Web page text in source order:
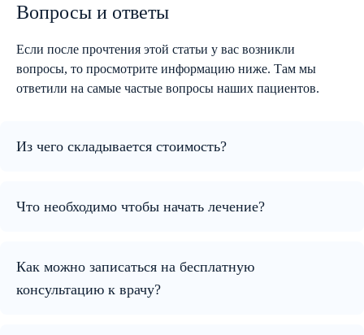
Вопросы и ответы
Если после прочтения этой статьи у вас возникли
вопросы, то просмотрите информацию ниже. Там мы
ответили на самые частые вопросы наших пациентов.
Из чего складывается стоимость?
Что необходимо чтобы начать лечение?
Как можно записаться на бесплатную
консультацию к врачу?